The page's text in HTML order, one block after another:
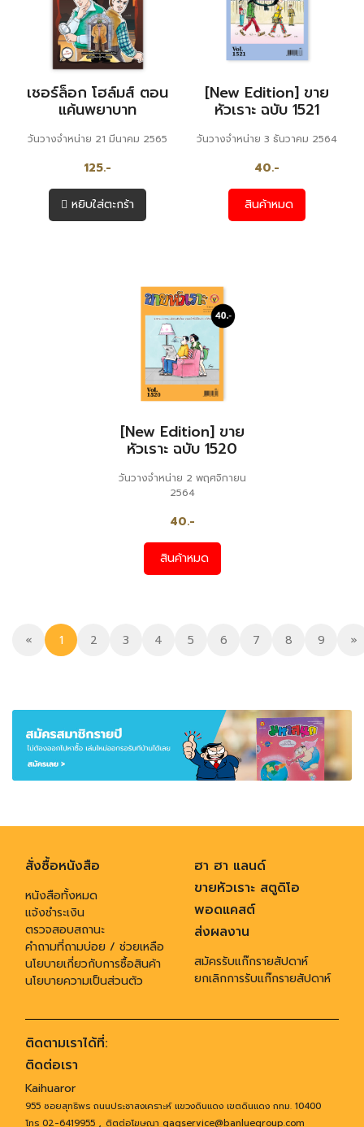
เชอร์ล็อก โฮล์มส์ ตอน
แค้นพยาบาท
วันวางจำหน่าย 21 มีนาคม 2565
125.-
หยิบใส่ตะกร้า
[New Edition] ขาย
หัวเราะ ฉบับ 1521
วันวางจำหน่าย 3 ธันวาคม 2564
40.-
สินค้าหมด
[New Edition] ขาย
หัวเราะ ฉบับ 1520
วันวางจำหน่าย 2 พฤศจิกายน
2564
40.-
สินค้าหมด
« 1 2 3 4 5 6 7 8 9 »
สั่งซื้อหนังสือ
หนังสือทั้งหมด
แจ้งชำระเงิน
ตรวจสอบสถานะ
คำถามที่ถามบ่อย / ช่วยเหลือ
นโยบายเกี่ยวกับการซื้อสินค้า
นโยบายความเป็นส่วนตัว
ฮา ฮา แลนด์
ขายหัวเราะ สตูดิโอ
พอดแคสต์
ส่งผลงาน
สมัครรับแก๊กรายสัปดาห์
ยกเลิกการรับแก๊กรายสัปดาห์
ติดตามเราได้ที่:
ติดต่อเรา
Kaihuaror
955 ซอยสุทธิพร ถนนประชาสงเคราะห์ แขวงดินแดง เขตดินแดง กทม. 10400
โทร 02-6419955 , ติตต่อโฆษณา gagservice@banluegroup.com